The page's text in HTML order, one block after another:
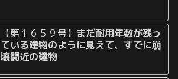
【第１６５９号】 まだ耐用年数が残っ
ている建物のように見えて、すでに崩
壊間近の建物